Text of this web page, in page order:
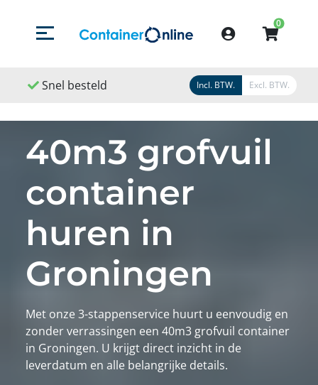
Menu openen/sluiten
Account
0
Snel geleverd Snel geregeld
Incl. BTW. Excl. BTW.
40m3 grofvuil
container
huren in
Groningen
Met onze 3-stappenservice huurt u eenvoudig en
zonder verrassingen een 40m3 grofvuil container
in Groningen. U krijgt direct inzicht in de
leverdatum en alle belangrijke details.